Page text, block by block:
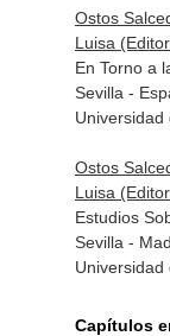
Ostos
Luisa
En Torno a
Sevilla -
Universidad
Ostos
Luisa
Estudios
Sevilla -
Universidad
Capítulos